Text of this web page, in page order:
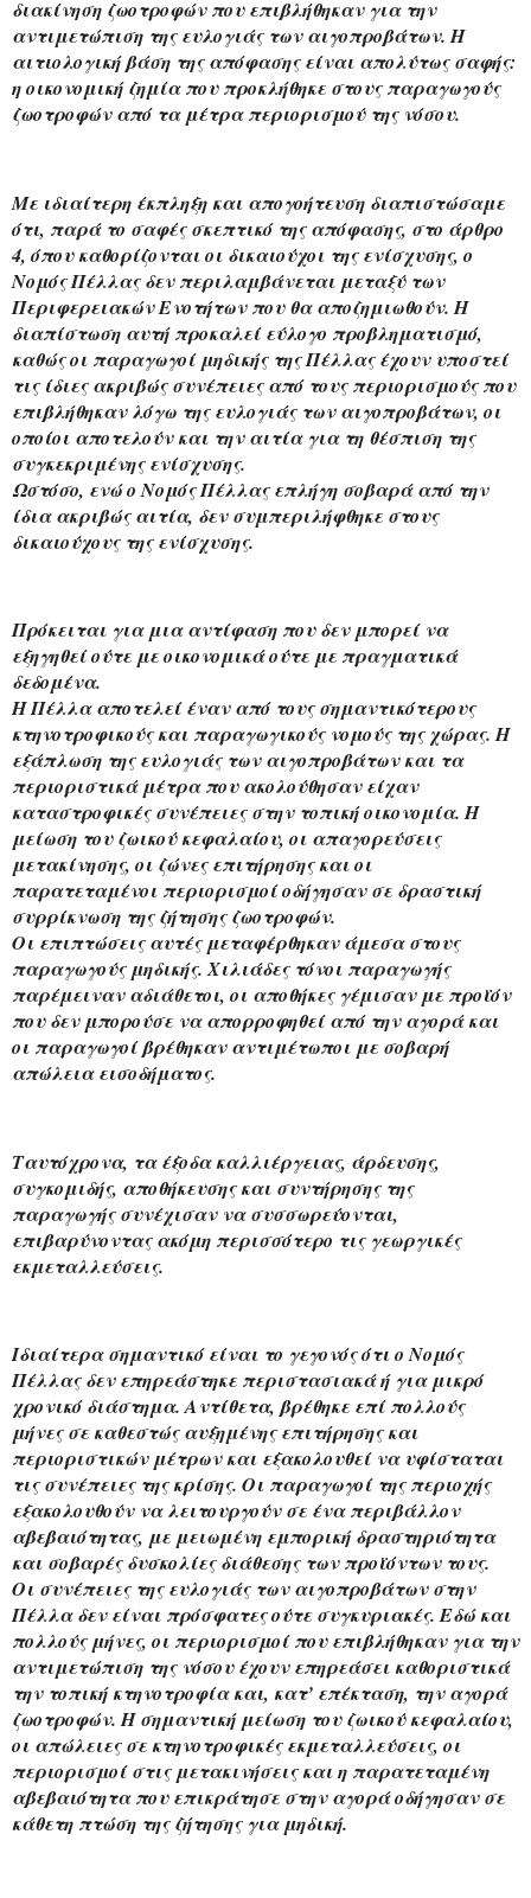
διακίνηση ζωοτροφών που επιβλήθηκαν για την
αντιμετώπιση της ευλογιάς των αιγοπροβάτων. Η
αιτιολογική βάση της απόφασης είναι απολύτως σαφής:
η οικονομική ζημία που προκλήθηκε στους παραγωγούς
ζωοτροφών από τα μέτρα περιορισμού της νόσου.
Με ιδιαίτερη έκπληξη και απογοήτευση διαπιστώσαμε
ότι, παρά το σαφές σκεπτικό της απόφασης, στο άρθρο
4, όπου καθορίζονται οι δικαιούχοι της ενίσχυσης, ο
Νομός Πέλλας δεν περιλαμβάνεται μεταξύ των
Περιφερειακών Ενοτήτων που θα αποζημιωθούν. Η
διαπίστωση αυτή προκαλεί εύλογο προβληματισμό,
καθώς οι παραγωγοί μηδικής της Πέλλας έχουν υποστεί
τις ίδιες ακριβώς συνέπειες από τους περιορισμούς που
επιβλήθηκαν λόγω της ευλογιάς των αιγοπροβάτων, οι
οποίοι αποτελούν και την αιτία για τη θέσπιση της
συγκεκριμένης ενίσχυσης.
Ωστόσο, ενώ ο Νομός Πέλλας επλήγη σοβαρά από την
ίδια ακριβώς αιτία, δεν συμπεριλήφθηκε στους
δικαιούχους της ενίσχυσης.
Πρόκειται για μια αντίφαση που δεν μπορεί να
εξηγηθεί ούτε με οικονομικά ούτε με πραγματικά
δεδομένα.
Η Πέλλα αποτελεί έναν από τους σημαντικότερους
κτηνοτροφικούς και παραγωγικούς νομούς της χώρας. Η
εξάπλωση της ευλογιάς των αιγοπροβάτων και τα
περιοριστικά μέτρα που ακολούθησαν είχαν
καταστροφικές συνέπειες στην τοπική οικονομία. Η
μείωση του ζωικού κεφαλαίου, οι απαγορεύσεις
μετακίνησης, οι ζώνες επιτήρησης και οι
παρατεταμένοι περιορισμοί οδήγησαν σε δραστική
συρρίκνωση της ζήτησης ζωοτροφών.
Οι επιπτώσεις αυτές μεταφέρθηκαν άμεσα στους
παραγωγούς μηδικής. Χιλιάδες τόνοι παραγωγής
παρέμειναν αδιάθετοι, οι αποθήκες γέμισαν με προϊόν
που δεν μπορούσε να απορροφηθεί από την αγορά και
οι παραγωγοί βρέθηκαν αντιμέτωποι με σοβαρή
απώλεια εισοδήματος.
Ταυτόχρονα, τα έξοδα καλλιέργειας, άρδευσης,
συγκομιδής, αποθήκευσης και συντήρησης της
παραγωγής συνέχισαν να συσσωρεύονται,
επιβαρύνοντας ακόμη περισσότερο τις γεωργικές
εκμεταλλεύσεις.
Ιδιαίτερα σημαντικό είναι το γεγονός ότι ο Νομός
Πέλλας δεν επηρεάστηκε περιστασιακά ή για μικρό
χρονικό διάστημα. Αντίθετα, βρέθηκε επί πολλούς
μήνες σε καθεστώς αυξημένης επιτήρησης και
περιοριστικών μέτρων και εξακολουθεί να υφίσταται
τις συνέπειες της κρίσης. Οι παραγωγοί της περιοχής
εξακολουθούν να λειτουργούν σε ένα περιβάλλον
αβεβαιότητας, με μειωμένη εμπορική δραστηριότητα
και σοβαρές δυσκολίες διάθεσης των προϊόντων τους.
Οι συνέπειες της ευλογιάς των αιγοπροβάτων στην
Πέλλα δεν είναι πρόσφατες ούτε συγκυριακές. Εδώ και
πολλούς μήνες, οι περιορισμοί που επιβλήθηκαν για την
αντιμετώπιση της νόσου έχουν επηρεάσει καθοριστικά
την τοπική κτηνοτροφία και, κατ’ επέκταση, την αγορά
ζωοτροφών. Η σημαντική μείωση του ζωικού κεφαλαίου,
οι απώλειες σε κτηνοτροφικές εκμεταλλεύσεις, οι
περιορισμοί στις μετακινήσεις και η παρατεταμένη
αβεβαιότητα που επικράτησε στην αγορά οδήγησαν σε
κάθετη πτώση της ζήτησης για μηδική.